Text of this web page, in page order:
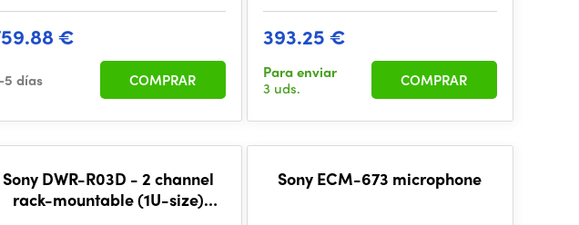
€
5 días COMPRAR
393.25 €
Para enviar
3 uds.
COMPRAR
Sony DWR-R03D - 2 channel
rack-mountable (1U-size)
Sony ECM-673 microphone